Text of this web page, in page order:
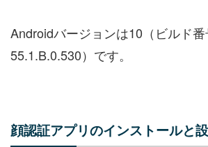
Androidバージョンは10（ビルド番
55.1.B.0.530）です。
顔認証アプリのインストールと